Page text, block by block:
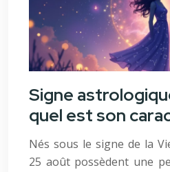
Signe
quel est son
Nés sous le signe de la
25 août possèdent une